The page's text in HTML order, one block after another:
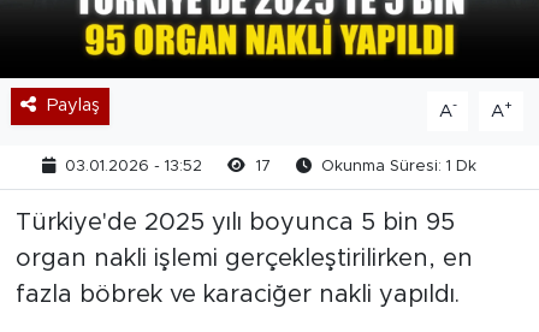
Paylaş A- A+
03.01.2026 - 13:52 17 Okunma Süresi: 1 Dk
Türkiye'de 2025 yılı boyunca 5 bin 95
organ nakli işlemi gerçekleştirilirken, en
fazla böbrek ve karaciğer nakli yapıldı.